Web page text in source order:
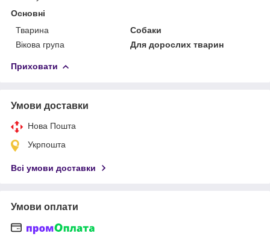
Основні
Тварина
Собаки
Вікова група
Для дорослих тварин
Приховати
Умови доставки
Нова Пошта
Укрпошта
Всі умови доставки
Умови оплати